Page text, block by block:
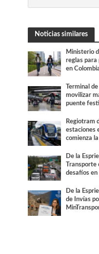
Noticias similares
Ministerio
reglas para
en
Terminal
movilizar
puente
Regiotram
estaciones
comienza
De la
desafíos
De la
de Invías